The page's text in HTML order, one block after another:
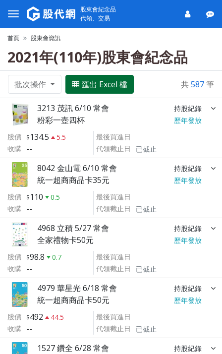
股東會紀念品
代領、交易
首頁 股東會資訊
2021年(110年)股東會紀念品
批次操作 匯出 Excel 檔 共587筆
3213 茂訊 6/10 常會 持股紀錄
粉彩一壺四杯
歷年發放
股價
134.5
5.5
收購 --
最後買進日
代領截止日
已截止
8042 金山電 6/10 常會 持股紀錄
統一超商商品卡35元
歷年發放
股價
110
0.5
收購 --
最後買進日
代領截止日
已截止
4968 立積 5/27 常會 持股紀錄
全家禮物卡50元
歷年發放
股價
98.8
0.7
收購 --
最後買進日
代領截止日
已截止
4979 華星光 6/18 常會 持股紀錄
統一超商商品卡50元
歷年發放
股價
492
44.5
收購 --
最後買進日
代領截止日
已截止
1527 鑽全 6/28 常會 持股紀錄